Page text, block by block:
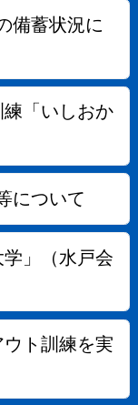
備蓄状況に
「いしおか
について
」（水戸会
ト訓練を実